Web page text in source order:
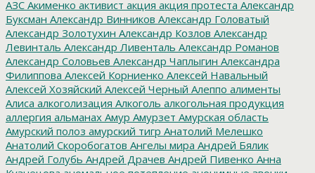
АЗС Акименко активист акция акция протеста Александр
Буксман Александр Винников Александр Головатый
Александр Золотухин Александр Козлов Александр
Левинталь Александр Ливенталь Александр Романов
Александр Соловьев Александр Чаплыгин Александра
Филиппова Алексей Корниенко Алексей Навальный
Алексей Хозяйский Алексей Черный Алеппо алименты
Алиса алкоголизация Алкоголь алкогольная продукция
аллергия альманах Амур Амурзет Амурская область
Амурский полоз амурский тигр Анатолий Мелешко
Анатолий Скоробогатов Ангелы мира Андрей Бялик
Андрей Голубь Андрей Драчев Андрей Пивенко Анна